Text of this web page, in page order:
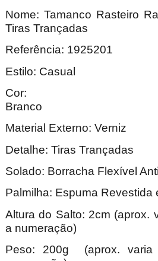
Nome: Tamanco Rasteiro
Tiras Trançadas
Referência: 1925201
Estilo: Casual
Cor:
Material Externo: Verniz
Detalhe: Tiras Trançadas
Solado: Borracha Flexível
Palmilha: Espuma Revestida
Altura do Salto: 2cm (aprox.
a numeração)
Peso: 200g (aprox.